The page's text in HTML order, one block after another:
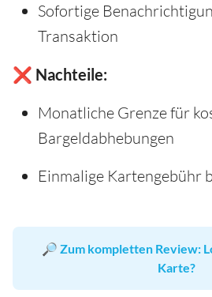
Sofortige
Transaktion
❌ Nachteile:
Monatliche Grenze für
Bargeldabhebungen
Einmalige Kartengebühr
🔎 Zum kompletten Review:
Karte?